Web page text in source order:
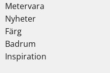
Metervara
Nyheter
Färg
Badrum
Inspiration